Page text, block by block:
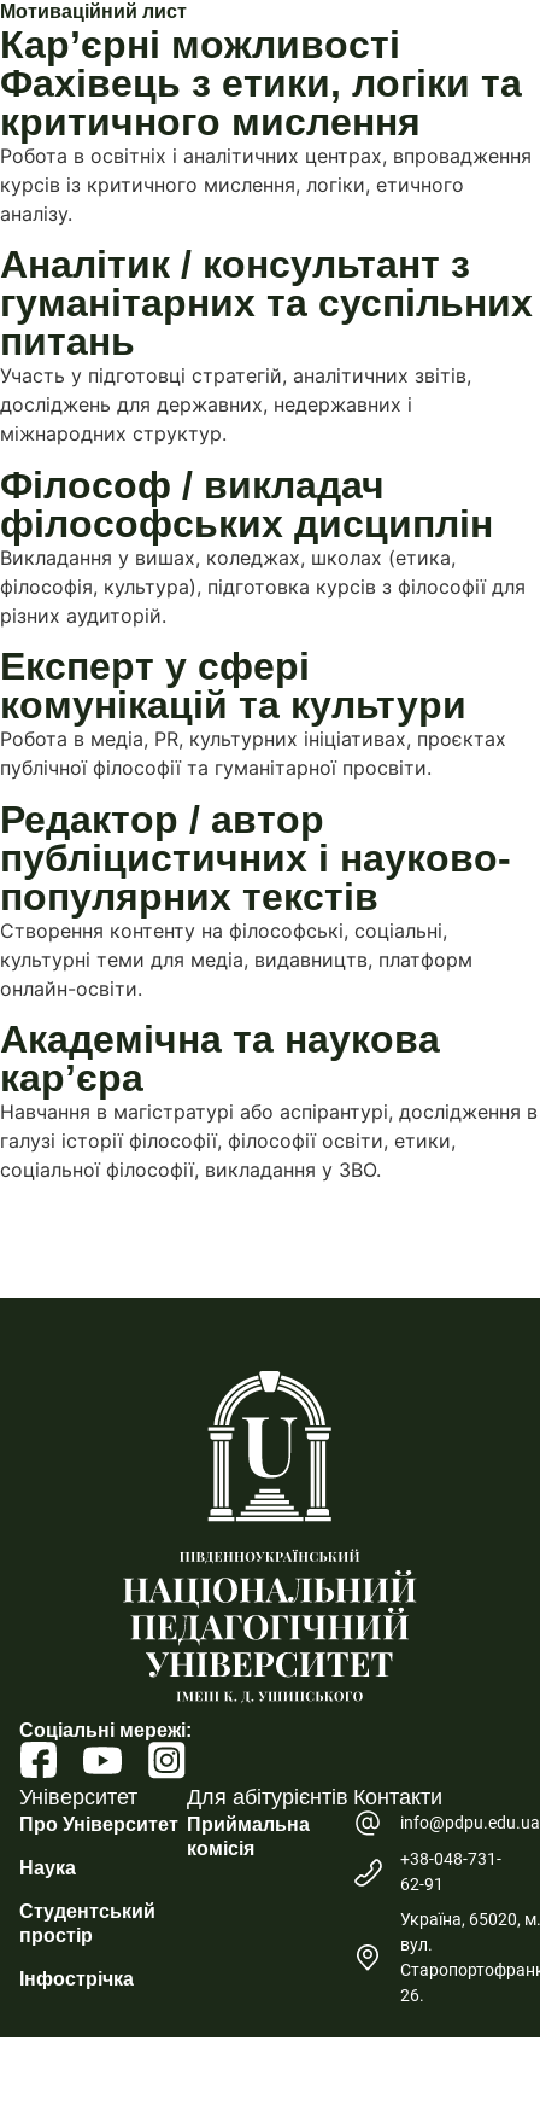
Мотиваційний лист
Кар’єрні можливості
Фахівець з етики, логіки та
критичного мислення
Робота в освітніх і аналітичних центрах, впровадження
курсів із критичного мислення, логіки, етичного
аналізу.
Аналітик / консультант з
гуманітарних та суспільних
питань
Участь у підготовці стратегій, аналітичних звітів,
досліджень для державних, недержавних і
міжнародних структур.
Філософ / викладач
філософських дисциплін
Викладання у вишах, коледжах, школах (етика,
філософія, культура), підготовка курсів з філософії для
різних аудиторій.
Експерт у сфері
комунікацій та культури
Робота в медіа, PR, культурних ініціативах, проєктах
публічної філософії та гуманітарної просвіти.
Редактор / автор
публіцистичних і науково-
популярних текстів
Створення контенту на філософські, соціальні,
культурні теми для медіа, видавництв, платформ
онлайн-освіти.
Академічна та наукова
карʼєра
Навчання в магістратурі або аспірантурі, дослідження в
галузі історії філософії, філософії освіти, етики,
соціальної філософії, викладання у ЗВО.
Соціальні мережі:
Університет
Про Університет
Наука
Студентський
простір
Інфострічка
Для абітурієнтів
Приймальна
комісія
Контакти
info@pdpu.edu.ua
+38-048-731-
62-91
Україна, 65020,
вул.
26.